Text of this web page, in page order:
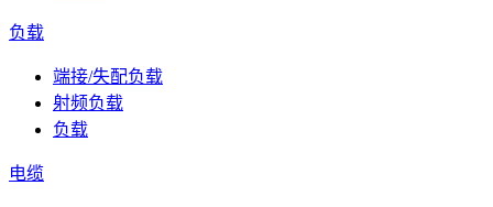
负载
端接/失配负载
射频负载
负载
电缆